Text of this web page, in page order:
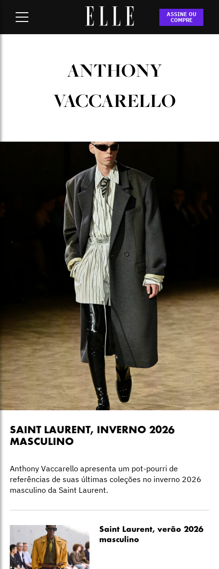
ASSINE OU
COMPRE
anthony vaccarello
ANTHONY
VACCARELLO
SAINT LAURENT, INVERNO 2026
MASCULINO
Anthony Vaccarello apresenta um pot-pourri de
referências de suas últimas coleções no inverno 2026
masculino da Saint Laurent.
Saint Laurent, verão 2026
masculino